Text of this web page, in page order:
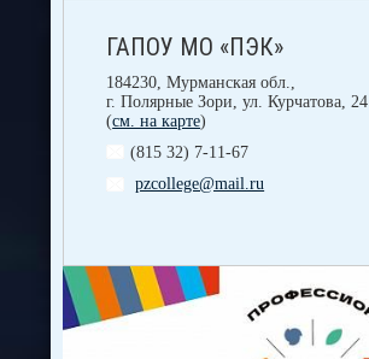
ГАПОУ МО «ПЭК»
184230, Мурманская обл.,
г. Полярные Зори, ул. Курчатова, 24
(см. на карте)
(815 32) 7-11-67
pzcollege@mail.ru